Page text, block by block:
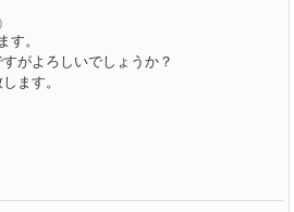
す。
がよろしいでしょうか？
ます。